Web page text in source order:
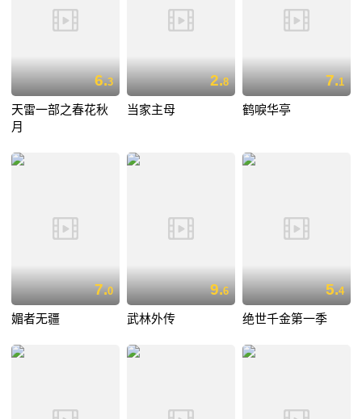
6.3
天雷一部之春花秋
月
2.8
当家主母
7.1
鹤唳华亭
7.0
媚者无疆
9.6
武林外传
5.4
绝世千金第一季